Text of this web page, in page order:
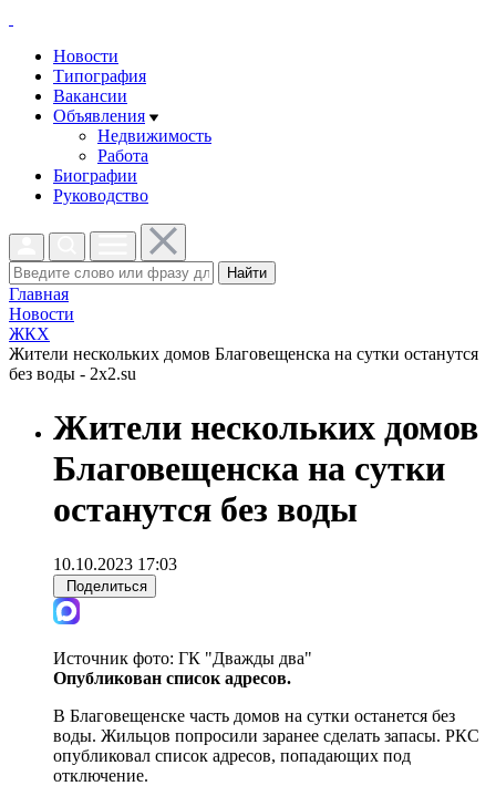
Новости
Типография
Вакансии
Объявления
Недвижимость
Работа
Биографии
Руководство
Найти
Главная
Новости
ЖКХ
Жители нескольких домов Благовещенска на сутки останутся
без воды - 2x2.su
Жители нескольких домов
Благовещенска на сутки
останутся без воды
10.10.2023 17:03
Поделиться
Источник фото: ГК "Дважды два"
Опубликован список адресов.
В Благовещенске часть домов на сутки останется без
воды. Жильцов попросили заранее сделать запасы. РКС
опубликовал список адресов, попадающих под
отключение.